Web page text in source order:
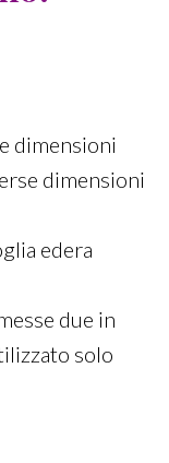
dimensioni
dimensioni
edera
due in
solo